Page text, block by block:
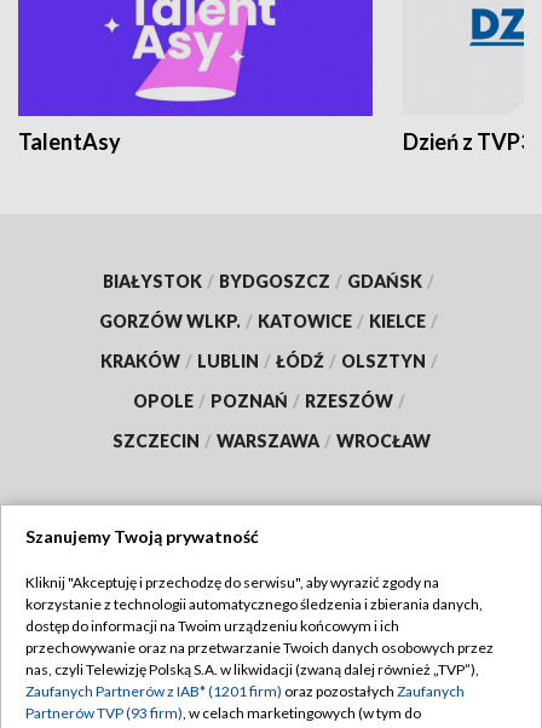
TalentAsy Dzień z TVP3
BIAŁYSTOK / BYDGOSZCZ / GDAŃSK /
GORZÓW WLKP. / KATOWICE / KIELCE /
KRAKÓW / LUBLIN / ŁÓDŹ / OLSZTYN /
OPOLE / POZNAŃ / RZESZÓW /
SZCZECIN / WARSZAWA / WROCŁAW
TVP
Abonament TVP
Emisja w TVP
Regulamin TVP
Polityka prywatności
Szanujemy Twoją prywatność
Kliknij "Akceptuję i przechodzę do serwisu", aby wyrazić zgody na
korzystanie z technologii automatycznego śledzenia i zbierania danych,
dostęp do informacji na Twoim urządzeniu końcowym i ich
przechowywanie oraz na przetwarzanie Twoich danych osobowych przez
nas, czyli Telewizję Polską S.A. w likwidacji (zwaną dalej również „TVP”),
Zaufanych Partnerów z IAB* (1201 firm) oraz pozostałych Zaufanych
Partnerów TVP (93 firm), w celach marketingowych (w tym do